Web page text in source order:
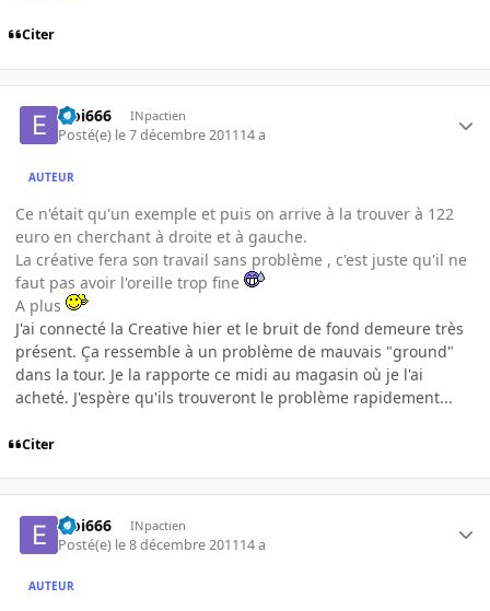
Citer
Eloi666 INpactien
Posté(e) le 7 décembre 201114 a
AUTEUR
Ce n'était qu'un exemple et puis on arrive à la trouver à 122
euro en cherchant à droite et à gauche.
La créative fera son travail sans problème , c'est juste qu'il ne
faut pas avoir l'oreille trop fine
A plus
J'ai connecté la Creative hier et le bruit de fond demeure très
présent. Ça ressemble à un problème de mauvais "ground"
dans la tour. Je la rapporte ce midi au magasin où je l'ai
acheté. J'espère qu'ils trouveront le problème rapidement...
Citer
Eloi666 INpactien
Posté(e) le 8 décembre 201114 a
AUTEUR